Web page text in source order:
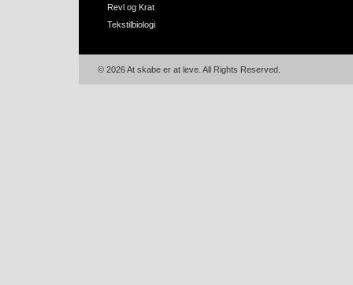
Revl og Krat
Tekstilbiologi
© 2026 At skabe er at leve. All Rights Reserved.